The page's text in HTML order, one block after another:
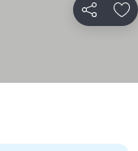
Partager